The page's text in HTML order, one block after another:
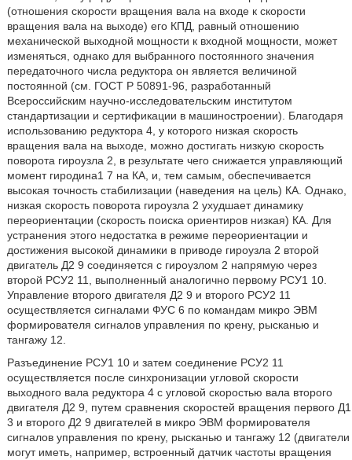
(отношения скорости вращения вала на входе к скорости
вращения вала на выходе) его КПД, равный отношению
механической выходной мощности к входной мощности, может
изменяться, однако для выбранного постоянного значения
передаточного числа редуктора он является величиной
постоянной (см. ГОСТ Р 50891-96, разработанный
Всероссийским научно-исследовательским институтом
стандартизации и сертификации в машиностроении). Благодаря
использованию редуктора 4, у которого низкая скорость
вращения вала на выходе, можно достигать низкую скорость
поворота гироузла 2, в результате чего снижается управляющий
момент гиродина1 7 на КА, и, тем самым, обеспечивается
высокая точность стабилизации (наведения на цель) КА. Однако,
низкая скорость поворота гироузла 2 ухудшает динамику
переориентации (скорость поиска ориентиров низкая) КА. Для
устранения этого недостатка в режиме переориентации и
достижения высокой динамики в приводе гироузла 2 второй
двигатель Д2 9 соединяется с гироузлом 2 напрямую через
второй РСУ2 11, выполненный аналогично первому РСУ1 10.
Управление второго двигателя Д2 9 и второго РСУ2 11
осуществляется сигналами ФУС 6 по командам микро ЭВМ
формирователя сигналов управления по крену, рысканью и
тангажу 12.
Разъединение РСУ1 10 и затем соединение РСУ2 11
осуществляется после синхронизации угловой скорости
выходного вала редуктора 4 с угловой скоростью вала второго
двигателя Д2 9, путем сравнения скоростей вращения первого Д1
3 и второго Д2 9 двигателей в микро ЭВМ формирователя
сигналов управления по крену, рысканью и тангажу 12 (двигатели
могут иметь, например, встроенный датчик частоты вращения